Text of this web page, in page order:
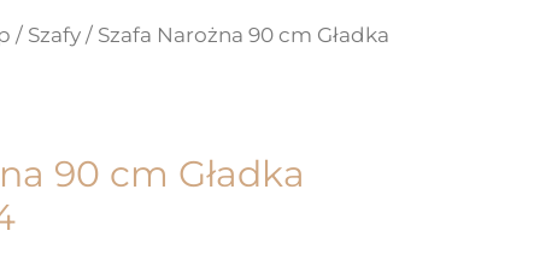
/ Szafy / Szafa Narożna 90 cm Gładka
90 cm Gładka